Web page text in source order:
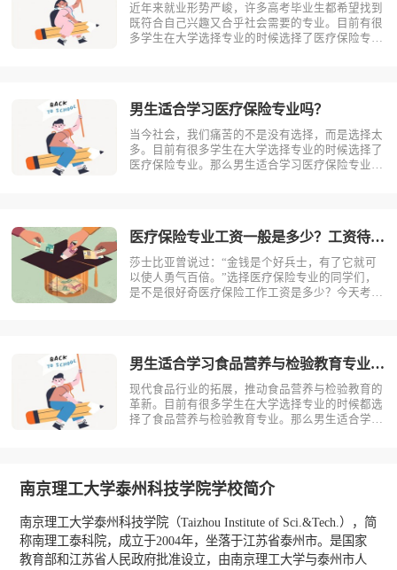
近年来就业形势严峻，许多高考毕业生都希望找到
既符合自己兴趣又合乎社会需要的专业。目前有很
多学生在大学选择专业的时候选择了医疗保险专
么？医疗保险，是指以保险合同约定的医疗?
男生适合学习医疗保险专业吗？
当今社会，我们痛苦的不是没有选择，而是选择太
多。目前有很多学生在大学选择专业的时候选择了
医疗保险专业。那么男生适合学习医疗保险专业
医疗保险专业工资一般是多少？工资待遇好吗？
莎士比亚曾说过：“金钱是个好兵士，有了它就可
以使人勇气百倍。”选择医疗保险专业的同学们，
是不是很好奇医疗保险工作工资是多少？今天考动
男生适合学习食品营养与检验教育专业吗？
现代食品行业的拓展，推动食品营养与检验教育的
革新。目前有很多学生在大学选择专业的时候都选
择了食品营养与检验教育专业。那么男生适合学习
什么？食品营养与检验教育主要研究食品科?
南京理工大学泰州科技学院学校简介
南京理工大学泰州科技学院（Taizhou Institute of Sci.&Tech.），简
称南理工泰科院，成立于2004年，坐落于江苏省泰州市。是国家
教育部和江苏省人民政府批准设立，由南京理工大学与泰州市人